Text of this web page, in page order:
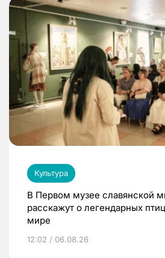
Культура
В Первом музее славянской
расскажут о легендарных
мире
12:02 / 06.08.26